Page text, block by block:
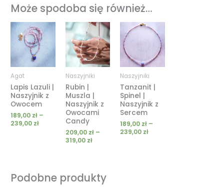
Może spodoba się również…
Agat
Lapis Lazuli |
Naszyjnik z
Owocem
189,00 zł –
239,00 zł
Zakres
cen:
od
189,00 zł
do
239,00 zł
Naszyjniki
Rubin |
Muszla |
Naszyjnik z
Owocami
Candy
209,00 zł –
319,00 zł
Zakres
cen:
od
209,00 zł
do
319,00 zł
Naszyjniki
Tanzanit |
Spinel |
Naszyjnik z
Sercem
189,00 zł –
239,00 zł
Zakres
cen:
od
189,00 zł
do
239,00 zł
Podobne produkty